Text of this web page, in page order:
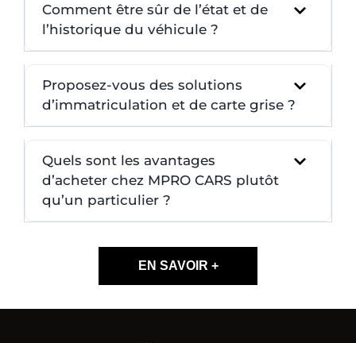
Comment être sûr de l’état et de
l’historique du véhicule ?
Proposez-vous des solutions
d’immatriculation et de carte grise ?
Quels sont les avantages
d’acheter chez MPRO CARS plutôt
qu’un particulier ?
EN SAVOIR +